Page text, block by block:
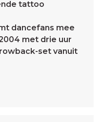
tattoo
dancefans mee
met drie uur
set vanuit